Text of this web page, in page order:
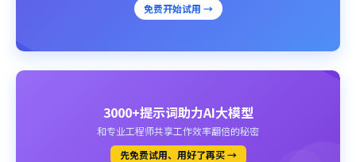
免费开始试用 →
3000+提示词助力AI大模型
和专业工程师共享工作效率翻倍的秘密
先免费试用、用好了再买 →